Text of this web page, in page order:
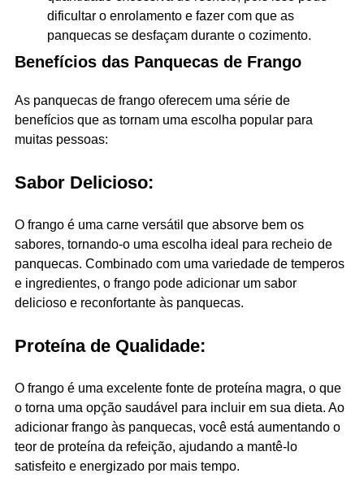
dificultar o enrolamento e fazer com que as
panquecas se desfaçam durante o cozimento.
Benefícios das Panquecas de Frango
As panquecas de frango oferecem uma série de
benefícios que as tornam uma escolha popular para
muitas pessoas:
Sabor Delicioso:
O frango é uma carne versátil que absorve bem os
sabores, tornando-o uma escolha ideal para recheio de
panquecas. Combinado com uma variedade de temperos
e ingredientes, o frango pode adicionar um sabor
delicioso e reconfortante às panquecas.
Proteína de Qualidade:
O frango é uma excelente fonte de proteína magra, o que
o torna uma opção saudável para incluir em sua dieta. Ao
adicionar frango às panquecas, você está aumentando o
teor de proteína da refeição, ajudando a mantê-lo
satisfeito e energizado por mais tempo.